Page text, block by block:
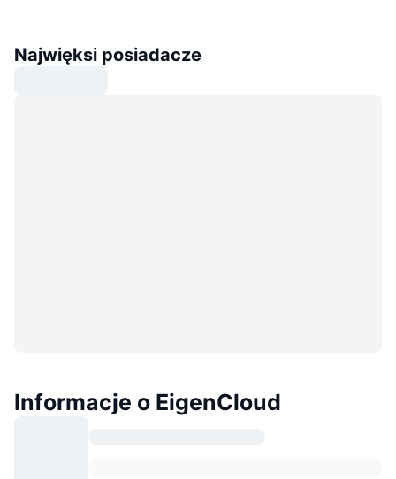
Najwięksi posiadacze
Informacje o EigenCloud